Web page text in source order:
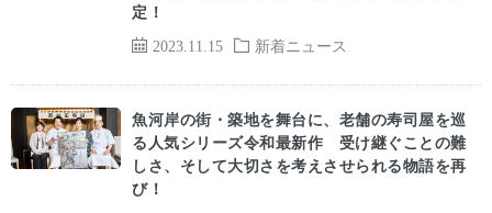
2023.11.15 新着ニュース
定！
魚河岸の街・築地を舞台に、老舗の寿司屋を巡
る人気シリーズ令和最新作 受け継ぐことの難
しさ、そして大切さを考えさせられる物語を再
び！